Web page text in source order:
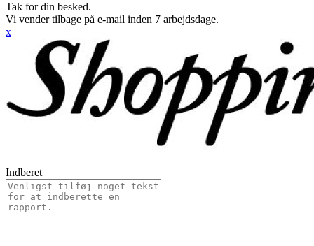
Tak for din besked.
Vi vender tilbage på e-mail inden 7 arbejdsdage.
x
Indberet